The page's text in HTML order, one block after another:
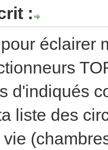
:
éclairer
d'indiqués
liste des